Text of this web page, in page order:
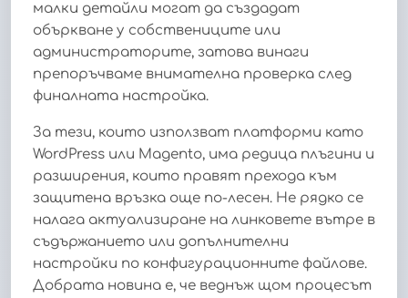
малки детайли могат да създадат
объркване у собствениците или
администраторите, затова винаги
препоръчваме внимателна проверка след
финалната настройка.
За тези, които използват платформи като
WordPress или Magento, има редица плъгини и
разширения, които правят прехода към
защитена връзка още по-лесен. Не рядко се
налага актуализиране на линковете вътре в
съдържанието или допълнителни
настройки по конфигурационните файлове.
Добрата новина е, че веднъж щом процесът